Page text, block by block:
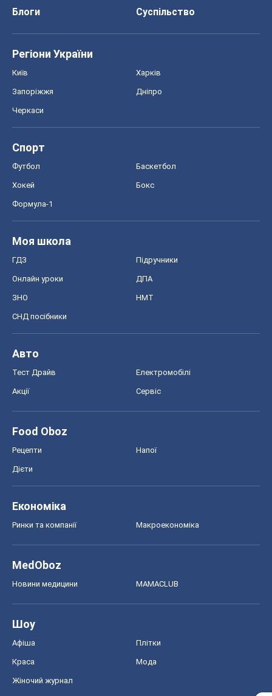
Блоги
Суспільство
Регіони України
Київ Харків
Запоріжжя Дніпро
Черкаси
Спорт
Футбол Баскетбол
Хокей Бокс
Формула-1
Моя школа
ГДЗ Підручники
Онлайн уроки ДПА
ЗНО НМТ
СНД посібники
Авто
Тест Драйв Електромобілі
Акції Сервіс
Food Oboz
Рецепти Напої
Дієти
Економіка
Ринки та компанії Макроекономіка
MedOboz
Новини медицини MAMACLUB
Шоу
Афіша Плітки
Краса Мода
Жіночий журнал